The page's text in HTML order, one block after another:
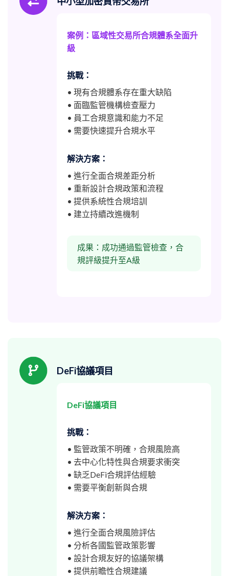
案例：區域性交易所合規體系全面升
級
挑戰：
• 現有合規體系存在重大缺陷
• 面臨監管機構檢查壓力
• 員工合規意識和能力不足
• 需要快速提升合規水平
解決方案：
• 進行全面合規差距分析
• 重新設計合規政策和流程
• 提供系統性合規培訓
• 建立持續改進機制
成果：成功通過監管檢查，合
規評級提升至A級
DeFi協議項目
DeFi協議項目
挑戰：
• 監管政策不明確，合規風險高
• 去中心化特性與合規要求衝突
• 缺乏DeFi合規評估經驗
• 需要平衡創新與合規
解決方案：
• 進行全面合規風險評估
• 分析各國監管政策影響
• 設計合規友好的協議架構
• 提供前瞻性合規建議